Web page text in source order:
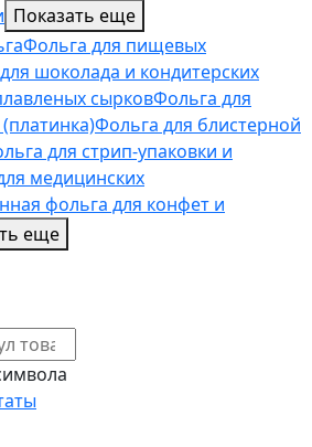
Показать еще
Фольга для пищевых
шоколада и кондитерских
сырковФольга для
Фольга для блистерной
для стрип-упаковки и
медицинских
фольга для конфет и
еще